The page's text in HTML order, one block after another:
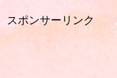
スポンサーリンク